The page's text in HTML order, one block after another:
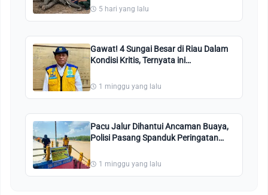
Meninggal
5 hari yang lalu
Gawat! 4 Sungai Besar di Riau Dalam
Kondisi Kritis, Ternyata ini
1 minggu yang lalu
Pacu Jalur Dihantui Ancaman Buaya,
Polisi Pasang Spanduk Peringatan
1 minggu yang lalu